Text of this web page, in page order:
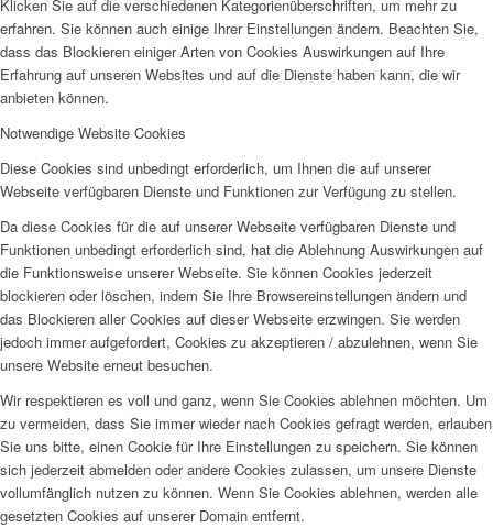
Klicken Sie auf die verschiedenen Kategorienüberschriften, um mehr zu
erfahren. Sie können auch einige Ihrer Einstellungen ändern. Beachten Sie,
dass das Blockieren einiger Arten von Cookies Auswirkungen auf Ihre
Erfahrung auf unseren Websites und auf die Dienste haben kann, die wir
anbieten können.
Notwendige Website Cookies
Diese Cookies sind unbedingt erforderlich, um Ihnen die auf unserer
Webseite verfügbaren Dienste und Funktionen zur Verfügung zu stellen.
Da diese Cookies für die auf unserer Webseite verfügbaren Dienste und
Funktionen unbedingt erforderlich sind, hat die Ablehnung Auswirkungen auf
die Funktionsweise unserer Webseite. Sie können Cookies jederzeit
blockieren oder löschen, indem Sie Ihre Browsereinstellungen ändern und
das Blockieren aller Cookies auf dieser Webseite erzwingen. Sie werden
jedoch immer aufgefordert, Cookies zu akzeptieren / abzulehnen, wenn Sie
unsere Website erneut besuchen.
Wir respektieren es voll und ganz, wenn Sie Cookies ablehnen möchten. Um
zu vermeiden, dass Sie immer wieder nach Cookies gefragt werden, erlauben
Sie uns bitte, einen Cookie für Ihre Einstellungen zu speichern. Sie können
sich jederzeit abmelden oder andere Cookies zulassen, um unsere Dienste
vollumfänglich nutzen zu können. Wenn Sie Cookies ablehnen, werden alle
gesetzten Cookies auf unserer Domain entfernt.